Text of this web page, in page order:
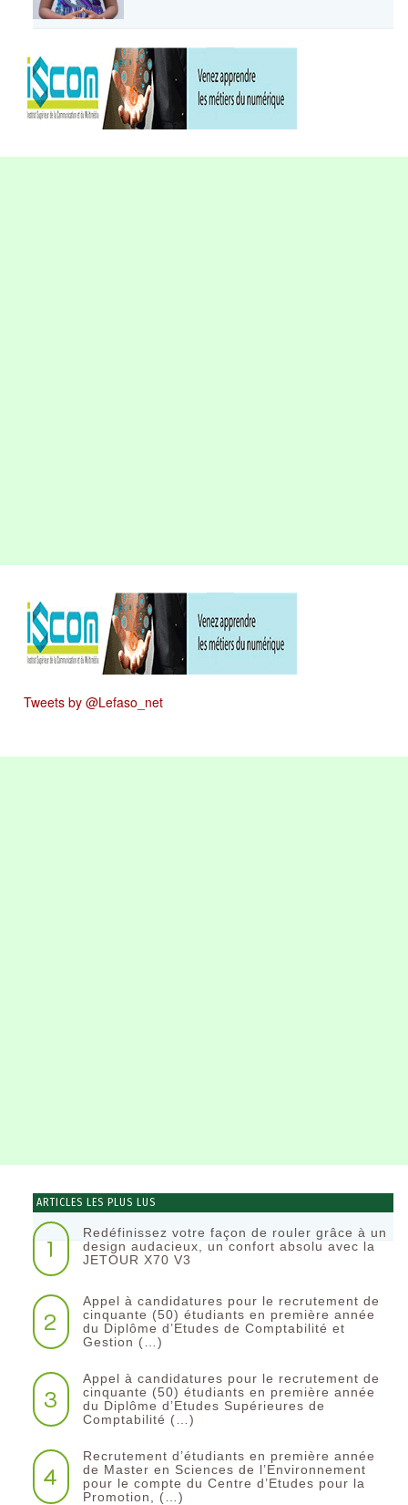
Tweets by @Lefaso_net
ARTICLES LES PLUS LUS
1
Redéfinissez votre façon de rouler grâce à un
design audacieux, un confort absolu avec la
JETOUR X70 V3
2
Appel à candidatures pour le recrutement de
cinquante (50) étudiants en première année
du Diplôme d’Etudes de Comptabilité et
Gestion (…)
3
Appel à candidatures pour le recrutement de
cinquante (50) étudiants en première année
du Diplôme d’Etudes Supérieures de
Comptabilité (…)
4
Recrutement d’étudiants en première année
de Master en Sciences de l’Environnement
pour le compte du Centre d’Etudes pour la
Promotion, (…)